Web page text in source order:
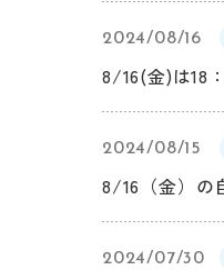
2024/08/16
8/16(金)は18
2024/08/15
8/16（金）の
2024/07/30